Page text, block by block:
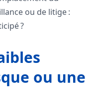
ou de litige :
?
ou une